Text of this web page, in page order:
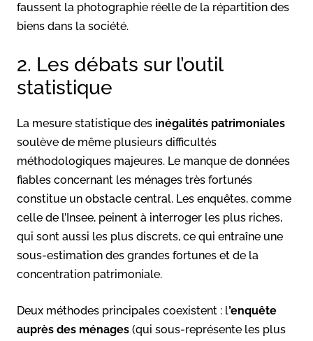
faussent la photographie réelle de la répartition des
biens dans la société.
2. Les débats sur l’outil
statistique
La mesure statistique des inégalités patrimoniales
soulève de même plusieurs difficultés
méthodologiques majeures. Le manque de données
fiables concernant les ménages très fortunés
constitue un obstacle central. Les enquêtes, comme
celle de l’Insee, peinent à interroger les plus riches,
qui sont aussi les plus discrets, ce qui entraîne une
sous-estimation des grandes fortunes et de la
concentration patrimoniale.
Deux méthodes principales coexistent : l’enquête
auprès des ménages (qui sous-représente les plus